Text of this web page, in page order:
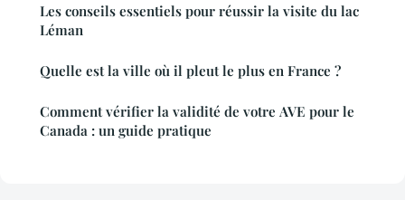
Les conseils essentiels pour réussir la visite du lac
Léman
Quelle est la ville où il pleut le plus en France ?
Comment vérifier la validité de votre AVE pour le
Canada : un guide pratique